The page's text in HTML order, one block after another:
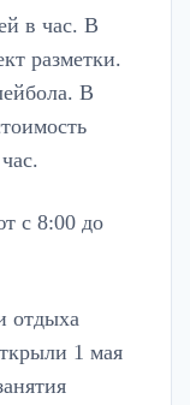
в час. В
разметки.
В
с 8:00 до
отдыха
1 мая